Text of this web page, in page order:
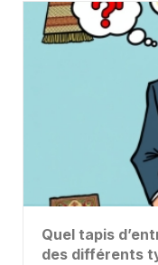
Quel tapis
des différents